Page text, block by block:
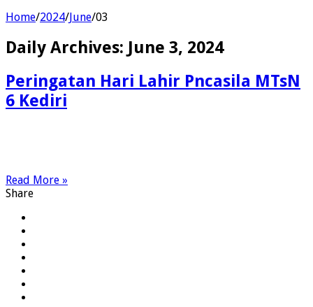
Home/2024/June/03
Daily Archives: June 3, 2024
Peringatan Hari Lahir Pncasila MTsN
6 Kediri
Read More »
Share